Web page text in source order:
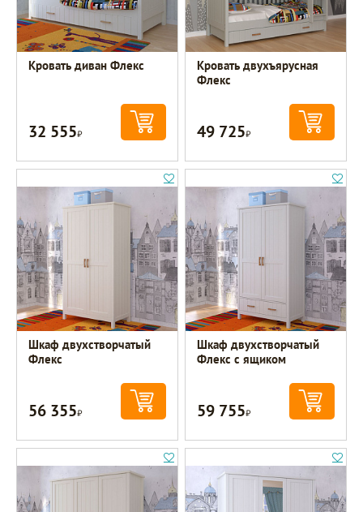
Кровать диван Флекс
32 555Р
Кровать двухъярусная
Флекс
49 725Р
Шкаф двухстворчатый
Флекс
56 355Р
Шкаф двухстворчатый
Флекс с ящиком
59 755Р